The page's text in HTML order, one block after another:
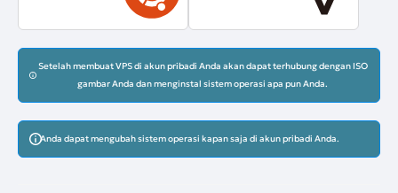
Setelah membuat VPS di akun pribadi Anda akan dapat terhubung dengan ISO
gambar Anda dan menginstal sistem operasi apa pun Anda.
Anda dapat mengubah sistem operasi kapan saja di akun pribadi Anda.